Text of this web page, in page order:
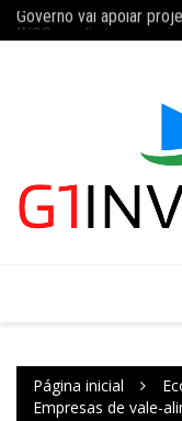
paraINSS amplia
Página inicial
Empresas de vale-